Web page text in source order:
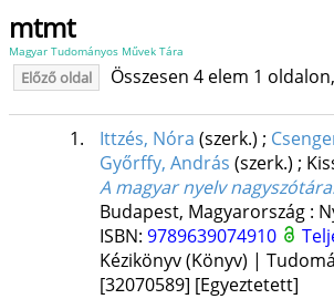
mtmt
Magyar Tudományos Művek Tára
Előző oldal Összesen 4 elem 1
1. Ittzés, Nóra (szerk.) ;
Győrffy, András (szerk.) ;
A magyar nyelv nagyszótára
Budapest, Magyarország :
ISBN: 9789639074910
Kézikönyv (Könyv) |
[32070589] [Egyeztetett]